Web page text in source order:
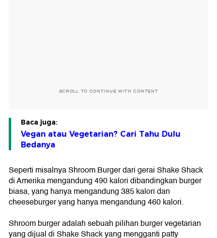
SCROLL TO CONTINUE WITH CONTENT
Baca juga:
Vegan atau Vegetarian? Cari Tahu Dulu
Bedanya
Seperti misalnya Shroom Burger dari gerai Shake Shack
di Amerika mengandung 490 kalori dibandingkan burger
biasa, yang hanya mengandung 385 kalori dan
cheeseburger yang hanya mengandung 460 kalori.
Shroom burger adalah sebuah pilihan burger vegetarian
yang dijual di Shake Shack yang mengganti patty